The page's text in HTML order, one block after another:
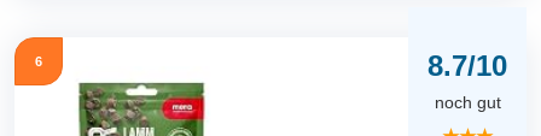
6 8.7/10
noch gut